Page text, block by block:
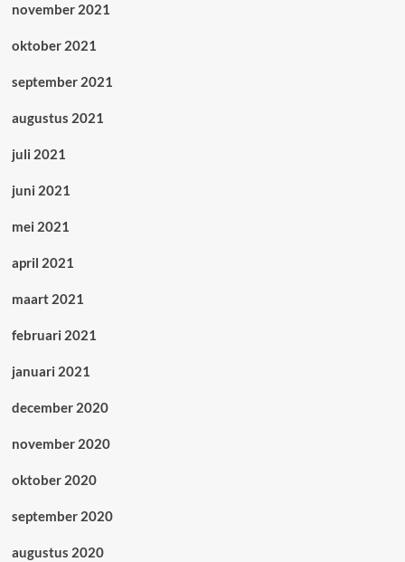
november 2021
oktober 2021
september 2021
augustus 2021
juli 2021
juni 2021
mei 2021
april 2021
maart 2021
februari 2021
januari 2021
december 2020
november 2020
oktober 2020
september 2020
augustus 2020